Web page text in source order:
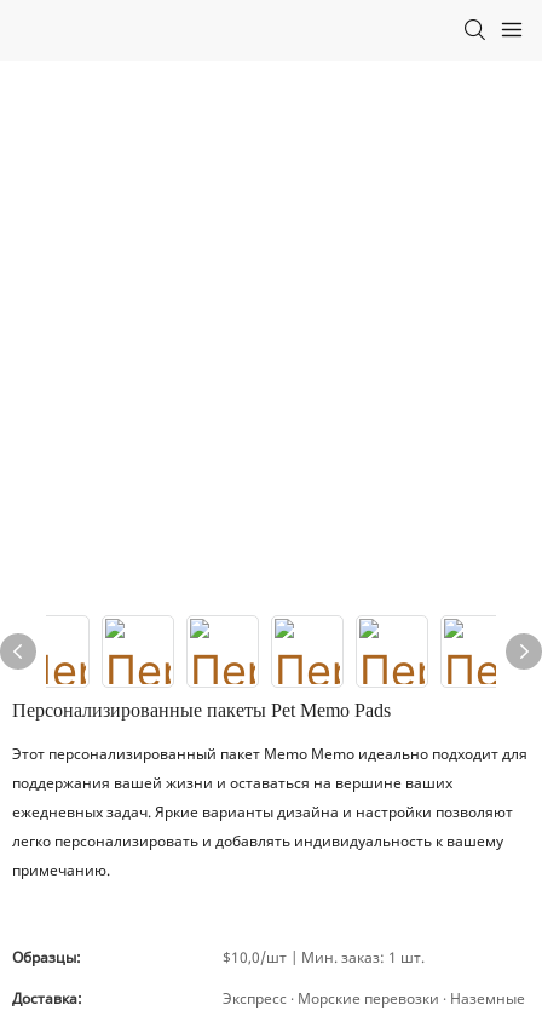
Персонализированные пакеты Pet Memo Pads
Этот персонализированный пакет Memo Memo идеально подходит для
поддержания вашей жизни и оставаться на вершине ваших
ежедневных задач. Яркие варианты дизайна и настройки позволяют
легко персонализировать и добавлять индивидуальность к вашему
примечанию.
Образцы:
$10,0/шт | Мин. заказ: 1 шт.
Доставка:
Экспресс · Морские перевозки · Наземные